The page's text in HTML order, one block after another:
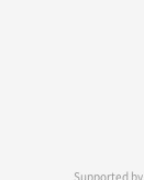
Supported by